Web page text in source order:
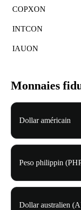
COPXON
INTCON
IAUON
Monnaies
Dollar américain
Peso philippin
Dollar australien